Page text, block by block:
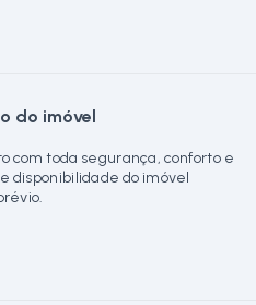
do imóvel
toda segurança, conforto e
disponibilidade do imóvel